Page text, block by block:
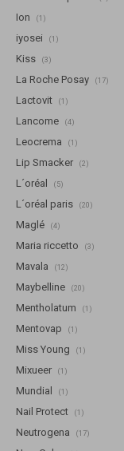
Ion (1)
iyosei (1)
Kiss (3)
La Roche Posay (17)
Lactovit (1)
Lancome (4)
Leocrema (1)
Lip Smacker (2)
L´oréal (5)
L´oréal paris (20)
Maglé (4)
Maria riccetto (3)
Mavala (12)
Maybelline (20)
Mentholatum (1)
Mentovap (1)
Miss Young (1)
Mixueer (1)
Mundial (1)
Nail Protect (1)
Neutrogena (17)